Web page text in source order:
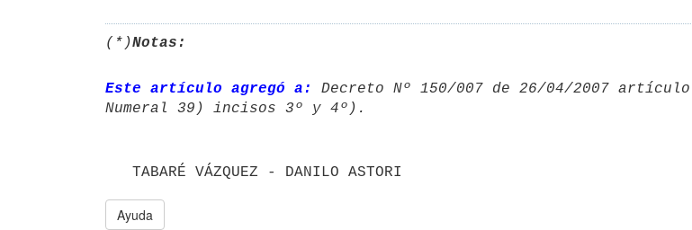
(*)Notas:
Este artículo agregó a: Decreto Nº 150/007 de 26/04/2007 artículo
   TABARÉ VÁZQUEZ - DANILO ASTORI
Ayuda